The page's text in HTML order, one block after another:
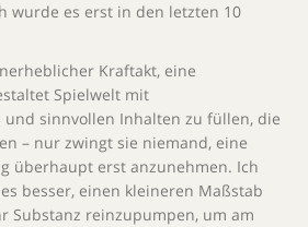
wurde es erst in den letzten 10
Kraftakt, eine
Spielwelt mit
sinnvollen Inhalten zu füllen, die
– nur zwingt sie niemand, eine
überhaupt erst anzunehmen. Ich
besser, einen kleineren Maßstab
Substanz reinzupumpen, um am